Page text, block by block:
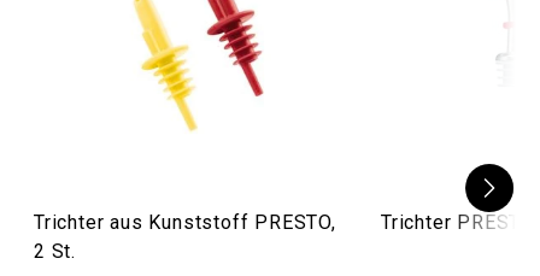
Trichter aus Kunststoff PRESTO,
2 St.
Trichter